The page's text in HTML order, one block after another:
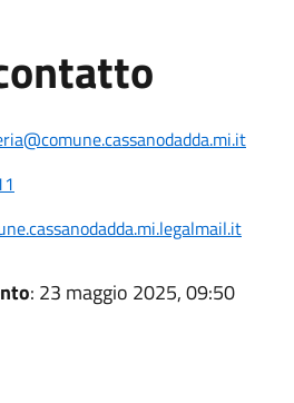
: 23 maggio 2025, 09:50